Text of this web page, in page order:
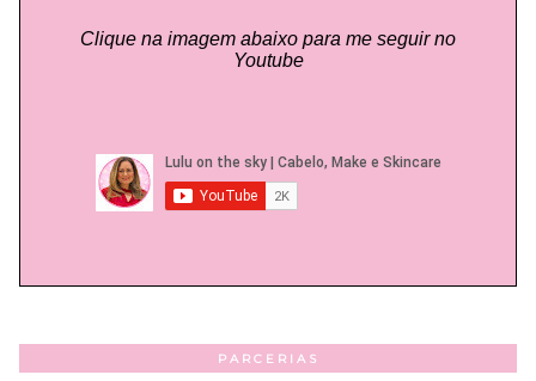
Clique na imagem abaixo para me seguir no
Youtube
PARCERIAS